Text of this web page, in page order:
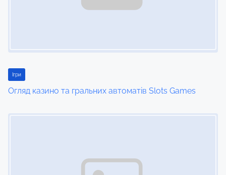
t
i
Ігри
Огляд казино та гральних автоматів Slots Games